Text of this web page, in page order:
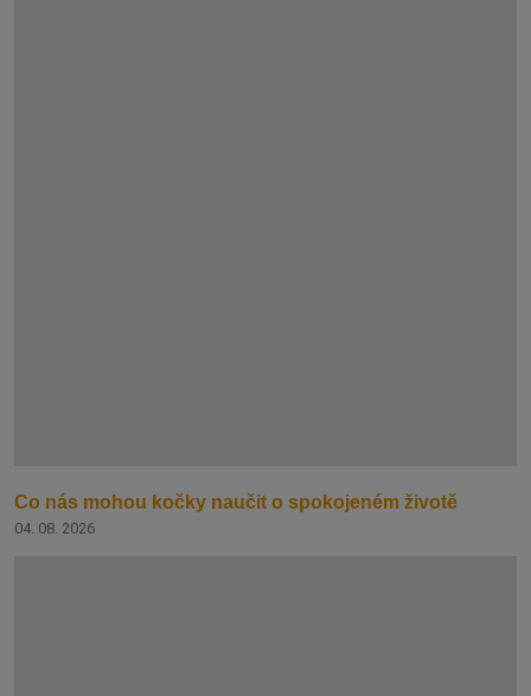
Co nás mohou kočky naučit o spokojeném životě
04. 08. 2026